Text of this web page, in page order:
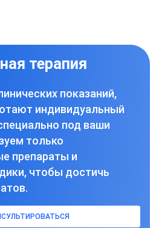
терапия
показаний,
индивидуальный
под ваши
только
препараты и
чтобы достичь